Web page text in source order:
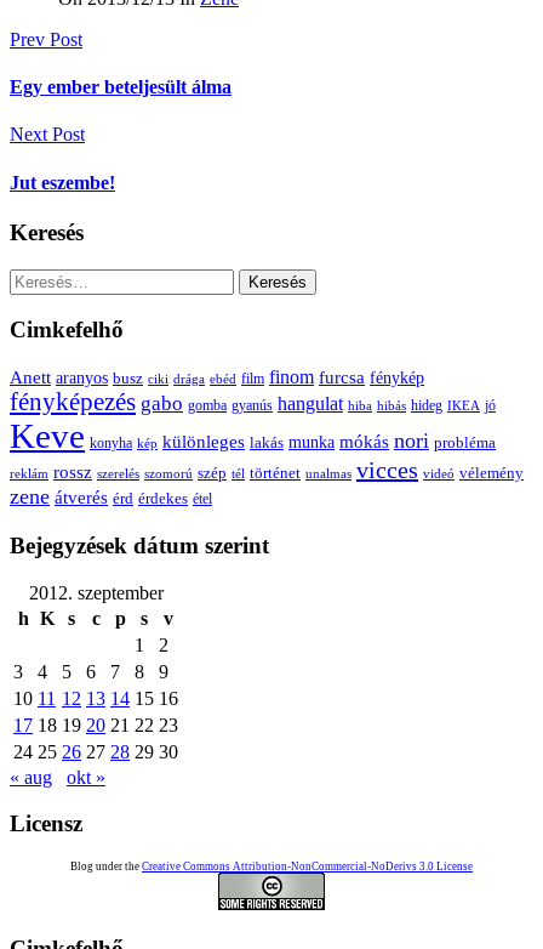
Bejegyzés
navigáció
Prev Post
Egy ember beteljesült álma
Next Post
Jut eszembe!
Keresés
Keresés:
Cimkefelhő
Anett aranyos busz ciki drága ebéd film finom furcsa fénykép
fényképezés gabo gomba gyanús hangulat hiba hibás hideg IKEA jó
Keve konyha kép különleges lakás munka mókás nori probléma
reklám rossz szerelés szomorú szép tél történet unalmas vicces videó vélemény
zene átverés érd érdekes étel
Bejegyzések dátum szerint
2012. szeptember
h K s c p s
v
1
2
3
4 5 6 7 8
9
10 11 12 13 14 15 16
17 18 19 20 21 22 23
24 25 26 27 28 29 30
« aug
okt »
Licensz
Blog under the Creative Commons Attribution-NonCommercial-NoDerivs 3.0 License